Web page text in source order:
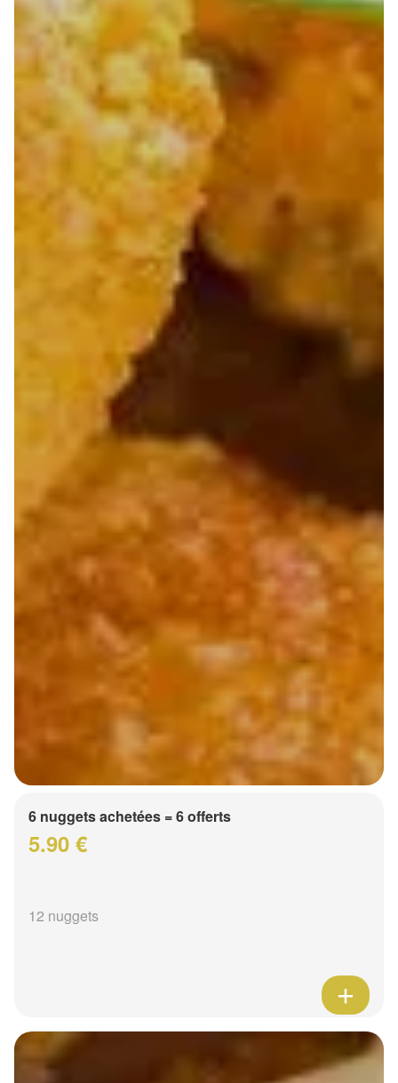
6 nuggets achetées = 6 offerts
5.90 €
12 nuggets